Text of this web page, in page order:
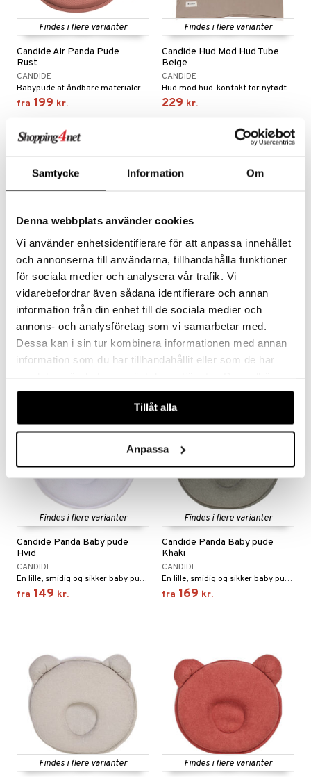
Samtycke Information Om
Denna webbplats använder cookies
Vi använder enhetsidentifierare för att anpassa innehållet
och annonserna till användarna, tillhandahålla funktioner
för sociala medier och analysera vår trafik. Vi
vidarebefordrar även sådana identifierare och annan
information från din enhet till de sociala medier och
annons- och analysföretag som vi samarbetar med.
Dessa kan i sin tur kombinera informationen med annan
information som du har tillhandahållit eller som de har
våra cookies vid fortsatt användande av vår webbplats.
Tillåt alla
Anpassa
Findes i flere varianter
Candide Air Panda Pude
Rust
CANDIDE
Babypude af åndbare materialer med en ergonomisk form som er både lille, smidig og sikker.
fra 199 kr.
Findes i flere varianter
Candide Hud Mod Hud Tube
Beige
CANDIDE
Hud mod hud-kontakt for nyfødte og for tidligt fødte børn.
229 kr.
Findes i flere varianter
Candide Madrasbeskytter
Bambus
CANDIDE
Et blødt, vandtæt madrasbeskytter.
fra139 kr.
Candide Økologisk
Kilepude
CANDIDE
299 kr.
Findes i flere varianter
Candide Panda Baby pude
Hvid
CANDIDE
En lille, smidig og sikker baby pude med ergonomisk form.
fra 149 kr.
Findes i flere varianter
Candide Panda Baby pude
Khaki
CANDIDE
En lille, smidig og sikker baby pude med ergonomisk form.
fra 169 kr.
Findes i flere varianter Findes i flere varianter